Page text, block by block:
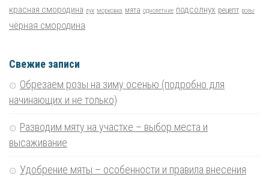
красная смородина лук морковка мята однолетние подсолнух рецепт розы
чёрная смородина
Свежие записи
Обрезаем розы на зиму осенью (подробно для
начинающих и не только)
Разводим мяту на участке – выбор места и
высаживание
Удобрение мяты – особенности и правила внесения